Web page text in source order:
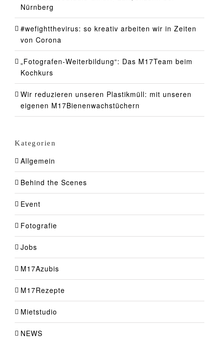
Nürnberg
#wefightthevirus: so kreativ arbeiten wir in Zeiten
von Corona
„Fotografen-Weiterbildung“: Das M17Team beim
Kochkurs
Wir reduzieren unseren Plastikmüll: mit unseren
eigenen M17Bienenwachstüchern
Kategorien
Allgemein
Behind the Scenes
Event
Fotografie
Jobs
M17Azubis
M17Rezepte
Mietstudio
NEWS